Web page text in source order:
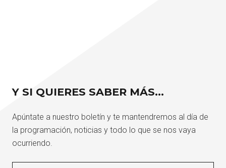
Y SI QUIERES SABER MÁS…
Apúntate a nuestro boletín y te mantendremos al día de
la programación, noticias y todo lo que se nos vaya
ocurriendo.